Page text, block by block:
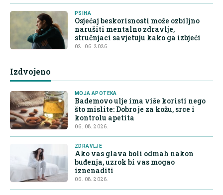
PSIHA
Osjećaj beskorisnosti može ozbiljno
narušiti mentalno zdravlje,
stručnjaci savjetuju kako ga izbjeći
02. 06. 2026.
Izdvojeno
MOJA APOTEKA
Bademovo ulje ima više koristi nego
što mislite: Dobro je za kožu, srce i
kontrolu apetita
06. 08. 2026.
ZDRAVLJE
Ako vas glava boli odmah nakon
buđenja, uzrok bi vas mogao
iznenaditi
06. 08. 2026.